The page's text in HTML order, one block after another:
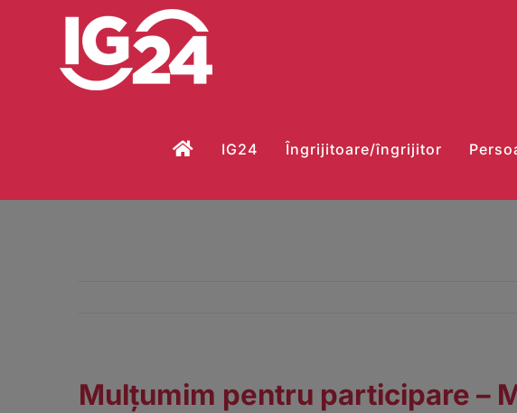
IG24 Îngrijitoare/îngrijitor
Mulțumim pentru participare –